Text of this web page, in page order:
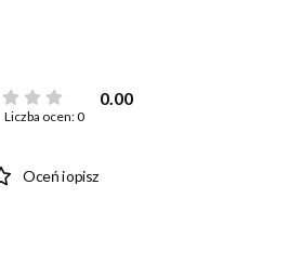
0.00
Liczba ocen: 0
Oceń i opisz